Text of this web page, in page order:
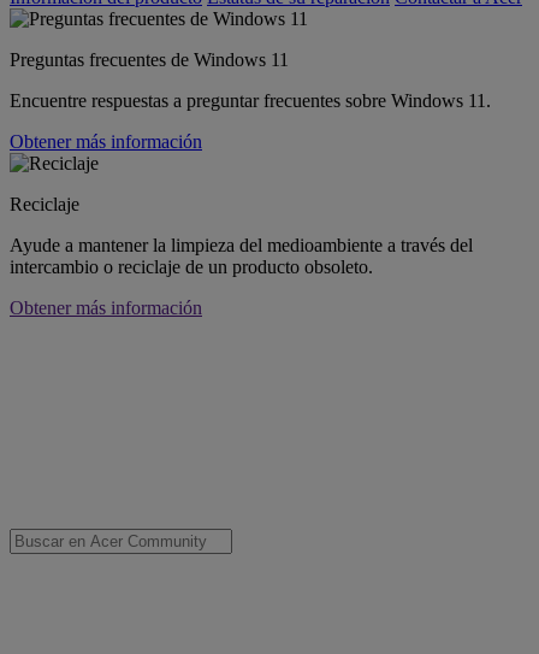
Preguntas frecuentes de Windows 11
Encuentre respuestas a preguntar frecuentes sobre Windows 11.
Obtener más información
Reciclaje
Ayude a mantener la limpieza del medioambiente a través del
intercambio o reciclaje de un producto obsoleto.
Obtener más información